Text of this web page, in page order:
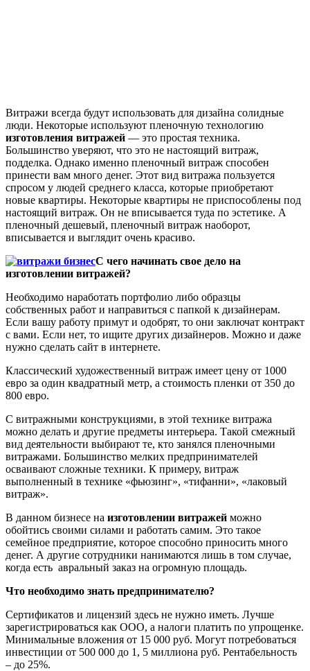
Витражи всегда будут использовать для дизайна солидные
люди. Некоторые используют пленочную технологию
изготовления витражей — это простая техника.
Большинство уверяют, что это не настоящий витраж,
подделка. Однако именно пленочный витраж способен
принести вам много денег. Этот вид витража пользуется
спросом у людей среднего класса, которые приобретают
новые квартиры. Некоторые квартиры не приспособлены под
настоящий витраж. Он не вписывается туда по эстетике. А
пленочный дешевый, пленочный витраж наоборот,
вписывается и выглядит очень красиво.
С чего начинать свое дело на
изготовлении витражей?
Необходимо наработать портфолио либо образцы
собственных работ и направиться с папкой к дизайнерам.
Если вашу работу примут и одобрят, то они заключат контракт
с вами. Если нет, то ищите других дизайнеров. Можно и даже
нужно сделать сайт в интернете.
Классический художественный витраж имеет цену от 1000
евро за один квадратный метр, а стоимость пленки от 350 до
800 евро.
С витражными конструкциями, в этой технике витража
можно делать и другие предметы интерьера. Такой смежный
вид деятельности выбирают те, кто занялся пленочными
витражами. Большинство мелких предпринимателей
осваивают сложные техники. К примеру, витраж
выполненный в технике «фьюзинг», «тифанни», «лаковый
витраж».
В данном бизнесе на изготовлении витражей можно
обойтись своими силами и работать самим. Это такое
семейное предприятие, которое способно приносить много
денег. А другие сотрудники нанимаются лишь в том случае,
когда есть авральный заказ на огромную площадь.
Что необходимо знать предпринимателю?
Сертификатов и лицензий здесь не нужно иметь. Лучше
зарегистрироваться как ООО, а налоги платить по упрощенке.
Минимальные вложения от 15 000 руб. Могут потребоваться
инвестиции от 500 000 до 1, 5 миллиона руб. Рентабельность
– до 25%.